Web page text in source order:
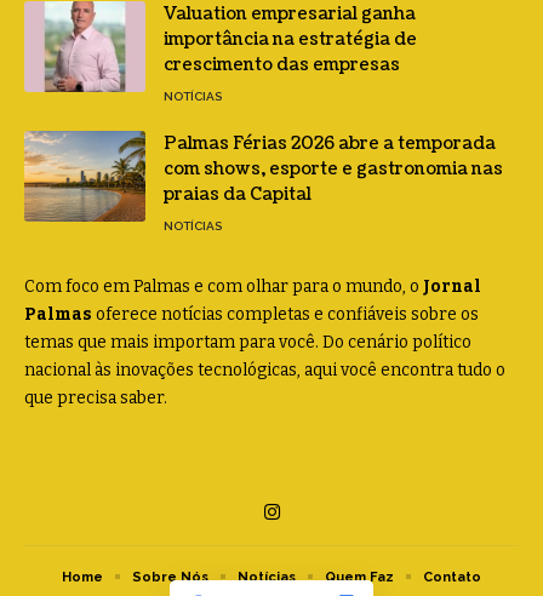
Valuation empresarial ganha
importância na estratégia de
crescimento das empresas
NOTÍCIAS
Palmas Férias 2026 abre a temporada
com shows, esporte e gastronomia nas
praias da Capital
NOTÍCIAS
Com foco em Palmas e com olhar para o mundo, o Jornal
Palmas oferece notícias completas e confiáveis sobre os
temas que mais importam para você. Do cenário político
nacional às inovações tecnológicas, aqui você encontra tudo o
que precisa saber.
Home Sobre Nós Notícias Quem Faz Contato